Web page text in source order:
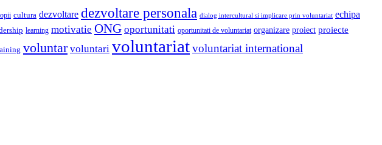
cultura dezvoltare dezvoltare personala dialog intercultural si implicare prin voluntariat echipa
learning motivatie ONG oportunitati oportunitati de voluntariat organizare proiect proiecte
voluntar voluntari voluntariatvoluntariat international